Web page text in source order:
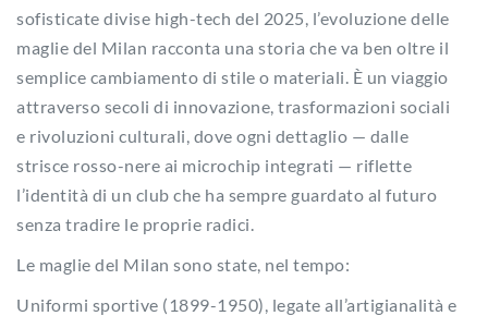
sofisticate divise high-tech del 2025, l’evoluzione delle
maglie del Milan racconta una storia che va ben oltre il
semplice cambiamento di stile o materiali. È un viaggio
attraverso secoli di innovazione, trasformazioni sociali
e rivoluzioni culturali, dove ogni dettaglio — dalle
strisce rosso-nere ai microchip integrati — riflette
l’identità di un club che ha sempre guardato al futuro
senza tradire le proprie radici.
Le maglie del Milan sono state, nel tempo:
Uniformi sportive (1899-1950), legate all’artigianalità e